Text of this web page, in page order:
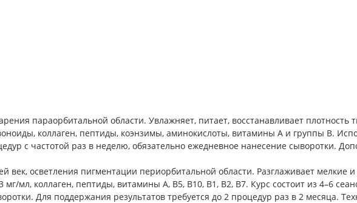
параорбитальной области. Увлажняет, питает, восстанавливает плотность
коллаген, пептиды, коэнзимы, аминокислоты, витамины А и группы В.
с частотой раз в неделю, обязательно ежедневное нанесение сыворотки.
век, осветления пигментации периорбитальной области. Разглаживает мелкие и
мл, коллаген, пептиды, витамины А, В5, В10, В1, В2, В7. Курс состоит из 4–6
Для поддержания результатов требуется до 2 процедур раз в 2 месяца.